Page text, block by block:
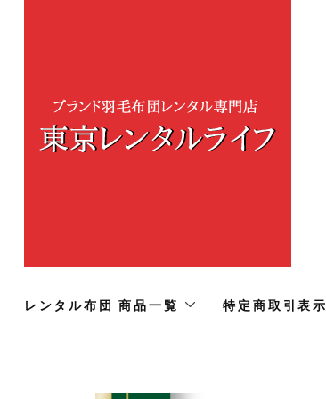
レンタル布団 商品一覧 特定商取引表示